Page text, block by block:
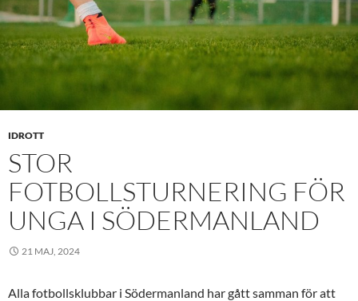
IDROTT
STOR
FOTBOLLSTURNERING FÖR
UNGA I SÖDERMANLAND
21 MAJ, 2024
Alla fotbollsklubbar i Södermanland har gått samman för att